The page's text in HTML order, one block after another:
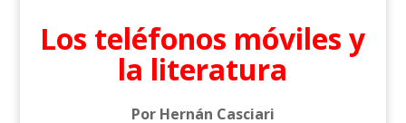
Los teléfonos móviles y
la literatura
Por Hernán Casciari